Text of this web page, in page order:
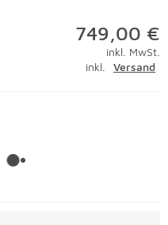
749,00 €
inkl. MwSt.
inkl.
Versand